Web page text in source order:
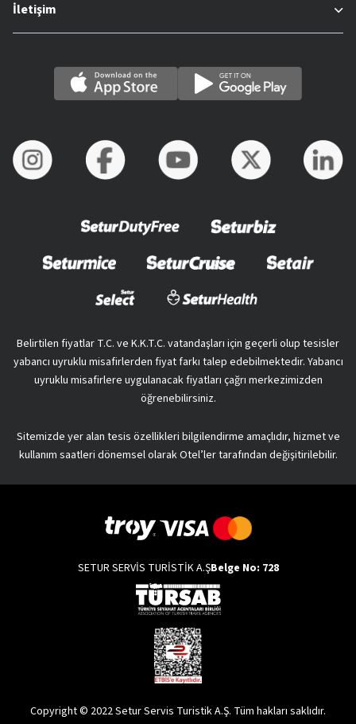
İletişim
Belirtilen fiyatlar T.C. ve K.K.T.C. vatandaşları için geçerli olup tesisler
yabancı uyruklu misafirlerden fiyat farkı talep edebilmektedir. Yabancı
uyruklu misafirlere uygulanacak fiyatları çağrı merkezimizden
öğrenebilirsiniz.
Sitemizde yer alan tesis özellikleri bilgilendirme amaçlıdır, hizmet ve
kullanım saatleri dönemsel olarak Otel’ler tarafından değişitirilebilir.
SETUR SERVİS TURİSTİK A.ŞBelge No: 728
Copyright © 2022 Setur Servis Turistik A.Ş. Tüm hakları saklıdır.